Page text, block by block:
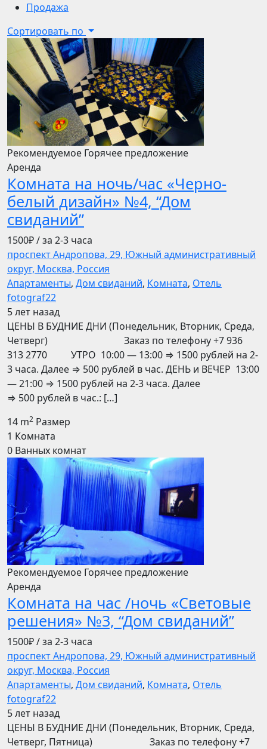
Продажа
Сортировать по
Рекомендуемое Горячее предложение
Аренда
Комната на ночь/час «Черно-
белый дизайн» №4, “Дом
свиданий”
1500₽/ за 2-3 часа
проспект Андропова, 29, Южный административный
округ, Москва, Россия
Апартаменты, Дом свиданий, Комната, Отель
fotograf22
5 лет назад
ЦЕНЫ В БУДНИЕ ДНИ (Понедельник, Вторник, Среда,
Четверг) Заказ по телефону +7 936
313 2770 УТРО 10:00 — 13:00 ⇒ 1500 рублей на 2-
3 часа. Далее ⇒ 500 рублей в час. ДЕНЬ и ВЕЧЕР 13:00
— 21:00 ⇒ 1500 рублей на 2-3 часа. Далее
⇒ 500 рублей в час.: […]
14 m2 Размер
1 Комната
0 Ванных комнат
Рекомендуемое Горячее предложение
Аренда
Комната на час /ночь «Световые
решения» №3, “Дом свиданий”
1500₽/ за 2-3 часа
проспект Андропова, 29, Южный административный
округ, Москва, Россия
Апартаменты, Дом свиданий, Комната, Отель
fotograf22
5 лет назад
ЦЕНЫ В БУДНИЕ ДНИ (Понедельник, Вторник, Среда,
Четверг, Пятница) Заказ по телефону +7